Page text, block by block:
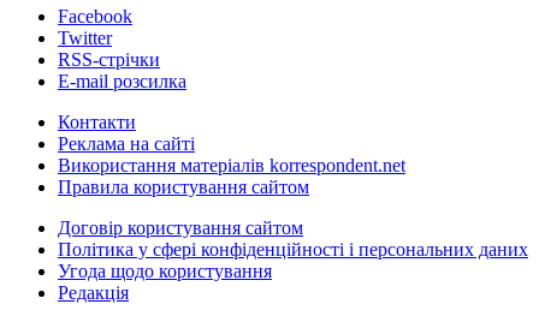
Facebook
Twitter
RSS-стрічки
E-mail розсилка
Контакти
Реклама на сайті
Використання матеріалів korrespondent.net
Правила користування сайтом
Договір користування сайтом
Політика у сфері конфіденційності і персональних даних
Угода щодо користування
Редакція